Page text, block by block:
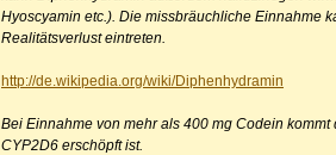
Hyoscyamin etc.). Die missbräuchliche Einnahme
Realitätsverlust eintreten.
http://de.wikipedia.org/wiki/Diphenhydramin
Bei Einnahme von mehr als 400 mg Codein
CYP2D6 erschöpft ist.